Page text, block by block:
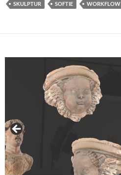
SKULPTUR
SOFTIE WORKFLOW